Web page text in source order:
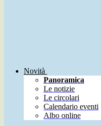
Novità
Panoramica
Le notizie
Le circolari
Calendario eventi
Albo online